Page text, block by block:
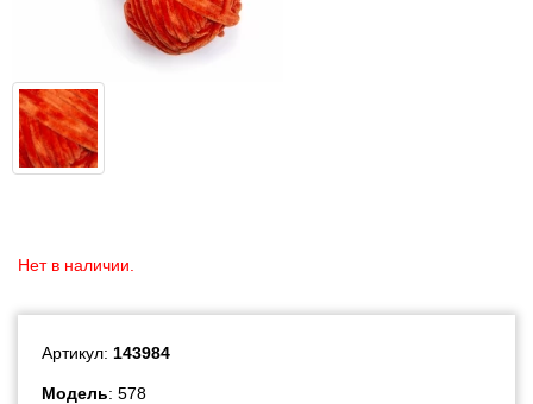
Нет в наличии.
Артикул: 143984
Модель: 578